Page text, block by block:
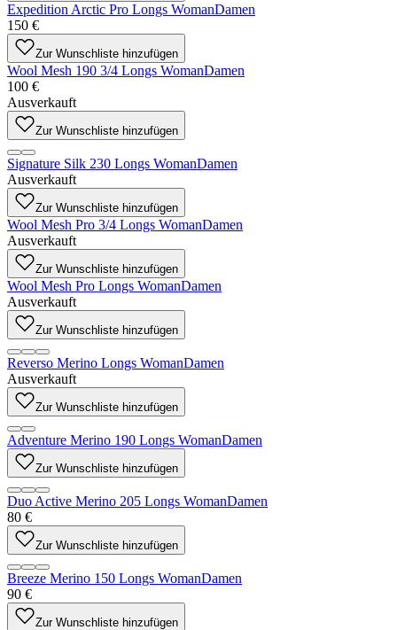
Expedition Arctic Pro Longs WomanDamen
150 €
Zur Wunschliste hinzufügen
Wool Mesh 190 3/4 Longs WomanDamen
100 €
Ausverkauft
Zur Wunschliste hinzufügen
Signature Silk 230 Longs WomanDamen
Ausverkauft
Zur Wunschliste hinzufügen
Wool Mesh Pro 3/4 Longs WomanDamen
Ausverkauft
Zur Wunschliste hinzufügen
Wool Mesh Pro Longs WomanDamen
Ausverkauft
Zur Wunschliste hinzufügen
Reverso Merino Longs WomanDamen
Ausverkauft
Zur Wunschliste hinzufügen
Adventure Merino 190 Longs WomanDamen
Zur Wunschliste hinzufügen
Duo Active Merino 205 Longs WomanDamen
80 €
Zur Wunschliste hinzufügen
Breeze Merino 150 Longs WomanDamen
90 €
Zur Wunschliste hinzufügen